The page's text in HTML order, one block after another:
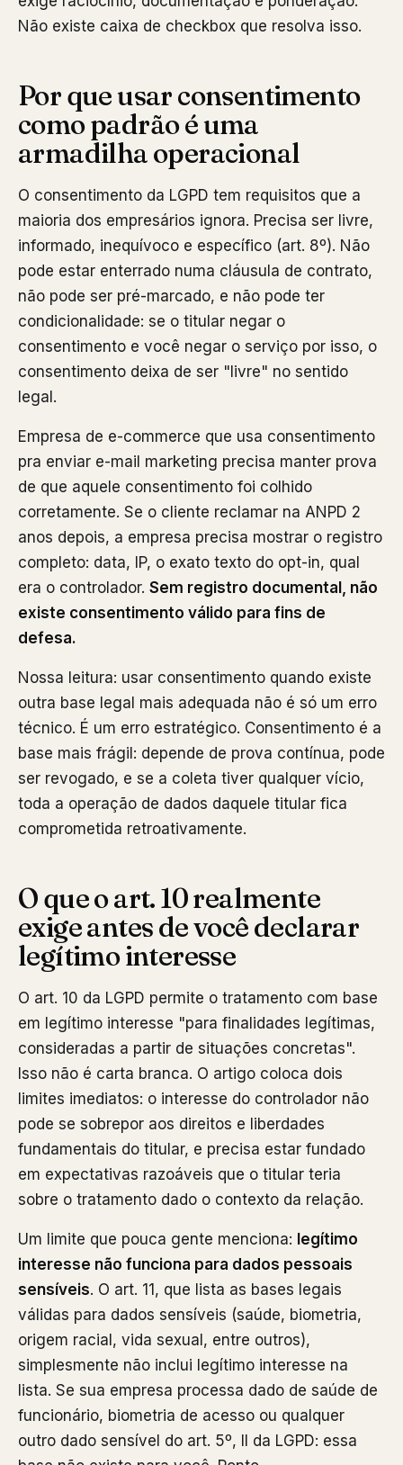
Não existe caixa de checkbox que resolva isso.
Por que usar consentimento
como padrão é uma
armadilha operacional
O consentimento da LGPD tem requisitos que a
maioria dos empresários ignora. Precisa ser livre,
informado, inequívoco e específico (art. 8º). Não
pode estar enterrado numa cláusula de contrato,
não pode ser pré-marcado, e não pode ter
condicionalidade: se o titular negar o
consentimento e você negar o serviço por isso, o
consentimento deixa de ser "livre" no sentido
legal.
Empresa de e-commerce que usa consentimento
pra enviar e-mail marketing precisa manter prova
de que aquele consentimento foi colhido
corretamente. Se o cliente reclamar na ANPD 2
anos depois, a empresa precisa mostrar o registro
completo: data, IP, o exato texto do opt-in, qual
era o controlador. Sem registro documental, não
existe consentimento válido para fins de
defesa.
Nossa leitura: usar consentimento quando existe
outra base legal mais adequada não é só um erro
técnico. É um erro estratégico. Consentimento é a
base mais frágil: depende de prova contínua, pode
ser revogado, e se a coleta tiver qualquer vício,
toda a operação de dados daquele titular fica
comprometida retroativamente.
O que o art. 10 realmente
exige antes de você declarar
legítimo interesse
O art. 10 da LGPD permite o tratamento com base
em legítimo interesse "para finalidades legítimas,
consideradas a partir de situações concretas".
Isso não é carta branca. O artigo coloca dois
limites imediatos: o interesse do controlador não
pode se sobrepor aos direitos e liberdades
fundamentais do titular, e precisa estar fundado
em expectativas razoáveis que o titular teria
sobre o tratamento dado o contexto da relação.
Um limite que pouca gente menciona: legítimo
interesse não funciona para dados pessoais
sensíveis. O art. 11, que lista as bases legais
válidas para dados sensíveis (saúde, biometria,
origem racial, vida sexual, entre outros),
simplesmente não inclui legítimo interesse na
lista. Se sua empresa processa dado de saúde de
funcionário, biometria de acesso ou qualquer
outro dado sensível do art. 5º, II da LGPD: essa